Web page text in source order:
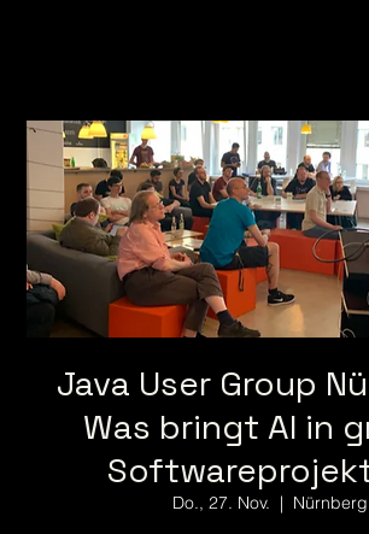
Java User Group
Was bringt AI in
Do., 27. Nov.
  |
Nürnberg